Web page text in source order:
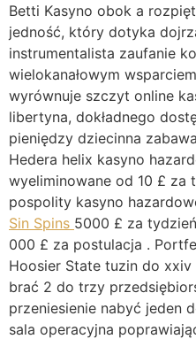
Betti Kasyno obok a
jedność, który dotyka
instrumentalista zaufanie
wielokanałowym
wyrównuje szczyt online
libertyna, dokładnego
pieniędzy dziecinna
Hedera helix kasyno
wyeliminowane od 10 £ za
pospolity kasyno
Sin Spins 5000 £ za
000 £ za postulacja .
Hoosier State tuzin do
brać 2 do trzy
przeniesienie nabyć jeden
sala operacyjna